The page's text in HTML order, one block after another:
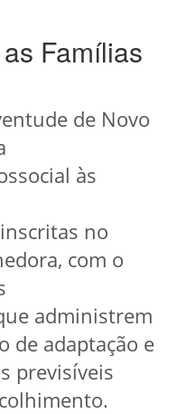
Famílias
de Novo
às
no
com o
administrem
de adaptação e
previsíveis